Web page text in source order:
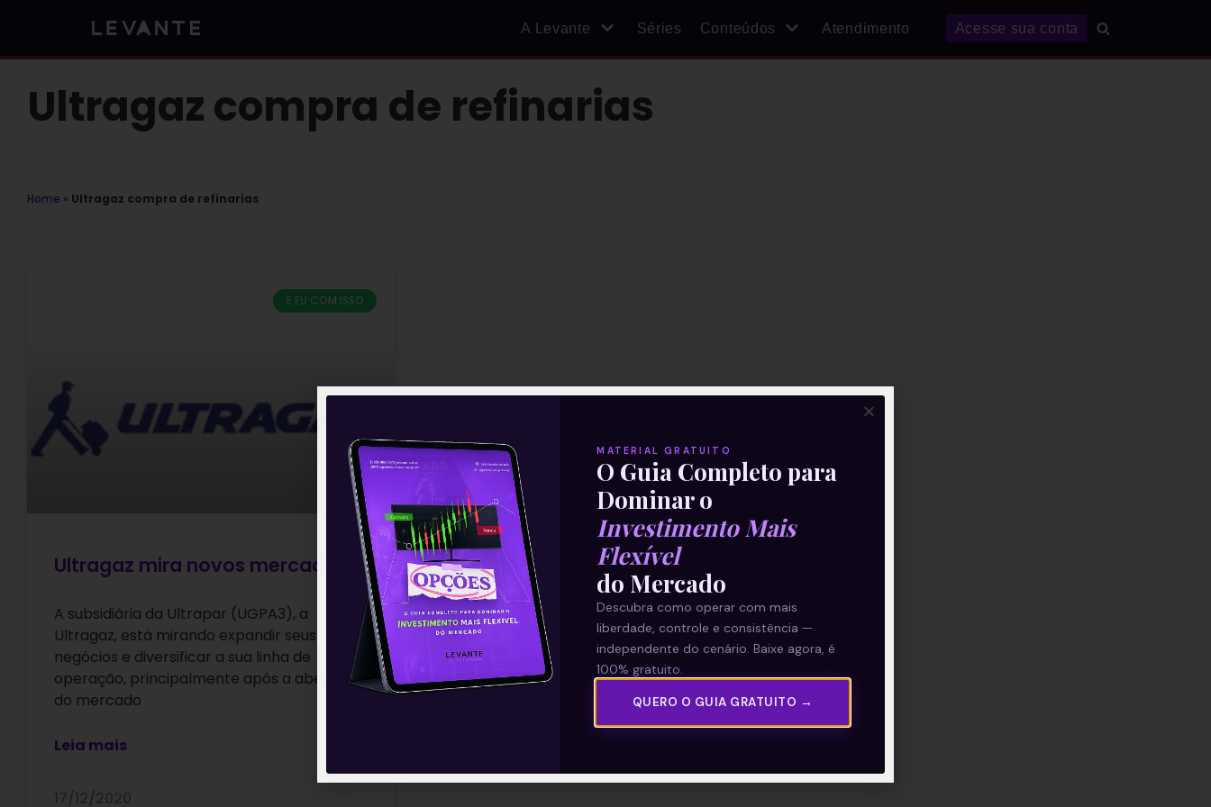
A Levante Séries Conteúdos Atendimento Acesse sua conta
Ultragaz compra de refinarias
Home » Ultragaz compra de refinarias
E EU COM ISSO
Ultragaz mira novos mercados
A subsidiária da Ultrapar (UGPA3), a
Ultragaz, está mirando expandir seus
negócios e diversificar a sua linha de
operação, principalmente após a abertura
do mercado
Leia mais
MATERIAL GRATUITO
O Guia Completo para
Dominar o
Investimento Mais
Flexível
do Mercado
Descubra como operar com mais
liberdade, controle e consistência —
independente do cenário. Baixe agora, é
100% gratuito.
QUERO O GUIA GRATUITO →